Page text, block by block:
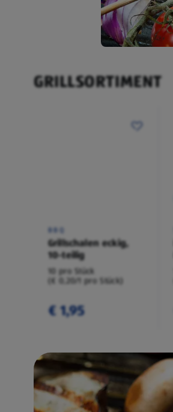
GRILLSORTIMENT
BBQ
Grillschalen eckig,
10-teilig
10 pro Stück
(€ 0,20/1 pro Stück)
€ 1,95